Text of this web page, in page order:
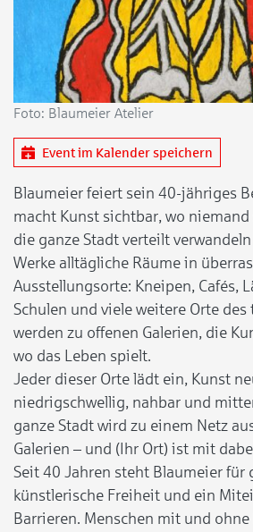
Foto: Blaumeier Atelier
Event im Kalender speichern
Blaumeier feiert sein 40-jähriges
macht Kunst sichtbar, wo
die ganze Stadt verteilt
Werke alltägliche Räume in
Ausstellungsorte: Kneipen, Cafés,
Schulen und viele weitere Orte
werden zu offenen Galerien, die
wo das Leben spielt.
Jeder dieser Orte lädt ein, Kunst
niedrigschwellig, nahbar und
ganze Stadt wird zu einem Netz
Galerien – und (Ihr Ort) ist mit
Seit 40 Jahren steht Blaumeier für
künstlerische Freiheit und ein
Barrieren. Menschen mit und